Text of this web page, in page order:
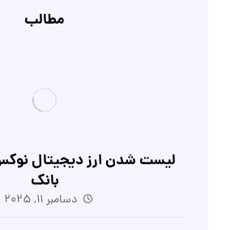
مطالب
لیست شدن ارز دیجیتال
بانک
دسامبر 11, 2025